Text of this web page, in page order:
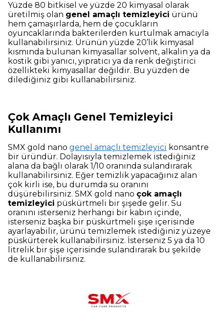
Yüzde 80 bitkisel ve yüzde 20 kimyasal olarak
üretilmiş olan genel amaçlı temizleyici ürünü
hem çamaşırlarda, hem de çocukların
oyuncaklarında bakterilerden kurtulmak amacıyla
kullanabilirsiniz. Ürünün yüzde 20’lik kimyasal
kısmında bulunan kimyasallar solvent, alkalin ya da
kostik gibi yanıcı, yıpratıcı ya da renk değiştirici
özellikteki kimyasallar değildir. Bu yüzden de
dilediğiniz gibi kullanabilirsiniz.
Çok Amaçlı Genel Temizleyici
Kullanımı
SMX gold nano genel amaçlı temizleyici konsantre
bir üründür. Dolayısıyla temizlemek istediğiniz
alana da bağlı olarak 1/10 oranında sulandırarak
kullanabilirsiniz. Eğer temizlik yapacağınız alan
çok kirli ise, bu durumda su oranını
düşürebilirsiniz. SMX gold nano çok amaçlı
temizleyici püskürtmeli bir şişede gelir. Su
oranını isterseniz herhangi bir kabın içinde,
isterseniz başka bir püskürtmeli şişe içerisinde
ayarlayabilir, ürünü temizlemek istediğiniz yüzeye
püskürterek kullanabilirsiniz. İsterseniz 5 ya da 10
litrelik bir şişe içerisinde sulandırarak bu şekilde
de kullanabilirsiniz.